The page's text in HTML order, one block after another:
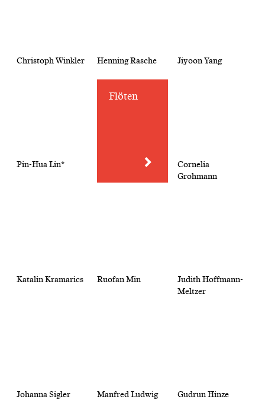
Christoph Winkler Henning Rasche Jiyoon Yang
Pin-Hua Lin*
Flöten
Cornelia
Grohmann
Katalin Kramarics Ruofan Min
Judith Hoffmann-
Meltzer
Johanna Sigler Manfred Ludwig Gudrun Hinze